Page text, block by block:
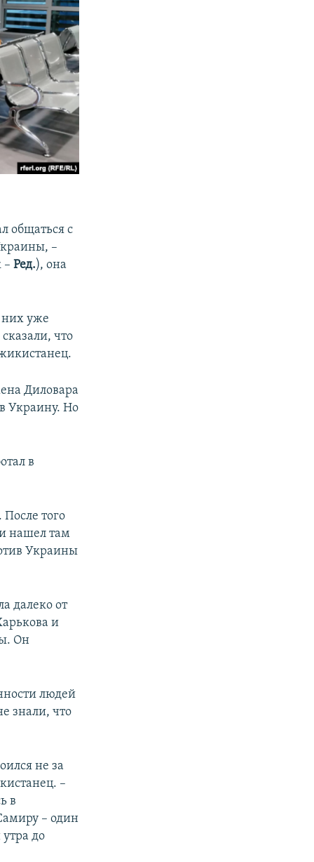
общаться с
–
–Ред.), она
них уже
что
Диловара
Украину. Но
в
того
нашел там
Украины
далеко от
и
Он
людей
знали, что
не за
–
в
– один
до